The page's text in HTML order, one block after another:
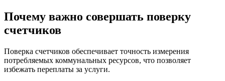
Почему важно совершать поверку
счетчиков
Поверка счетчиков обеспечивает точность измерения
потребляемых коммунальных ресурсов, что позволяет
избежать переплаты за услуги.